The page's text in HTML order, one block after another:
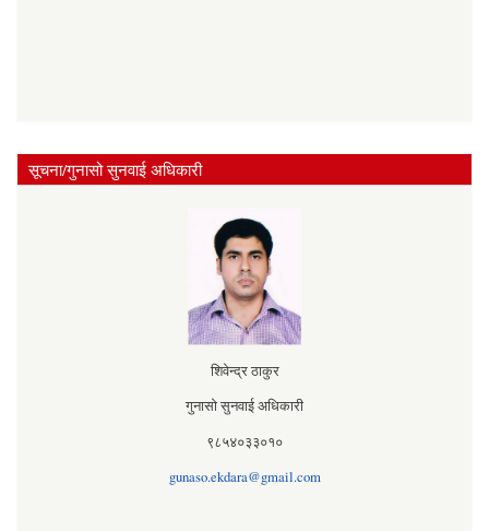
सूचना/गुनासो सुनवाई अधिकारी
शिवेन्द्र ठाकुर
गुनासो सुनवाई अधिकारी
९८५४०३३०१०
gunaso.ekdara@gmail.com